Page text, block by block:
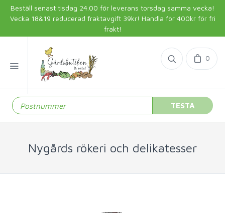
Beställ senast tisdag 24.00 för leverans torsdag samma vecka!
Vecka 18&19 reducerad fraktavgift 39kr! Handla för 400kr för fri
frakt!
0
TESTA
Nygårds rökeri och delikatesser